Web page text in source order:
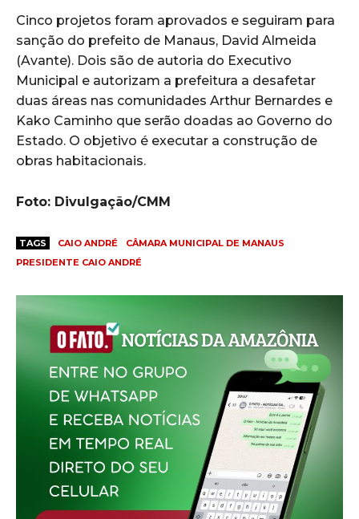
Cinco projetos foram aprovados e seguiram para
sanção do prefeito de Manaus, David Almeida
(Avante). Dois são de autoria do Executivo
Municipal e autorizam a prefeitura a desafetar
duas áreas nas comunidades Arthur Bernardes e
Kako Caminho que serão doadas ao Governo do
Estado. O objetivo é executar a construção de
obras habitacionais.
Foto: Divulgação/CMM
TAGS CAIO ANDRÉ
CÂMARA MUNICIPAL DE MANAUS
PRESIDENTE CAIO ANDRÉ